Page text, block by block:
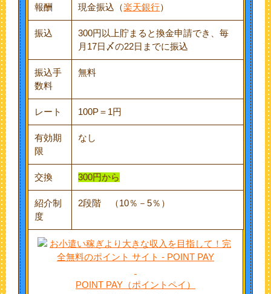
報酬 現金振込（楽天銀行）
振込
300円以上貯まると換金申請でき、毎
月17日〆の22日までに振込
振込手
数料
無料
レート 100P＝1円
有効期
限
なし
交換 300円から
紹介制
度
2段階 （10％－5％）
POINT PAY（ポイントペイ）